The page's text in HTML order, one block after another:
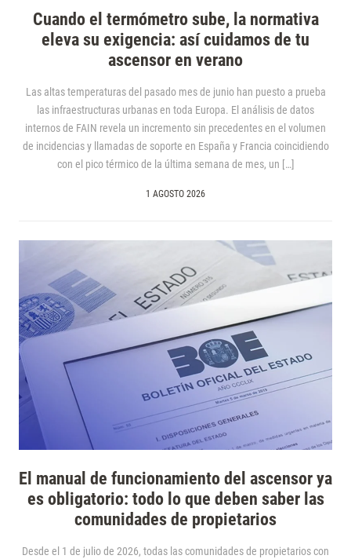
Cuando el termómetro sube, la normativa
eleva su exigencia: así cuidamos de tu
ascensor en verano
Las altas temperaturas del pasado mes de junio han puesto a prueba
las infraestructuras urbanas en toda Europa. El análisis de datos
internos de FAIN revela un incremento sin precedentes en el volumen
de incidencias y llamadas de soporte en España y Francia coincidiendo
con el pico térmico de la última semana de mes, un […]
1 AGOSTO 2026
El manual de funcionamiento del ascensor ya
es obligatorio: todo lo que deben saber las
comunidades de propietarios
Desde el 1 de julio de 2026, todas las comunidades de propietarios con